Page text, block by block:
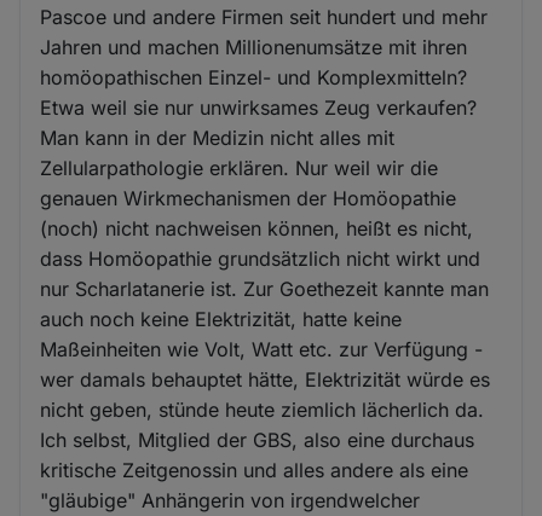
Pascoe und andere Firmen seit hundert und mehr
Jahren und machen Millionenumsätze mit ihren
homöopathischen Einzel- und Komplexmitteln?
Etwa weil sie nur unwirksames Zeug verkaufen?
Man kann in der Medizin nicht alles mit
Zellularpathologie erklären. Nur weil wir die
genauen Wirkmechanismen der Homöopathie
(noch) nicht nachweisen können, heißt es nicht,
dass Homöopathie grundsätzlich nicht wirkt und
nur Scharlatanerie ist. Zur Goethezeit kannte man
auch noch keine Elektrizität, hatte keine
Maßeinheiten wie Volt, Watt etc. zur Verfügung -
wer damals behauptet hätte, Elektrizität würde es
nicht geben, stünde heute ziemlich lächerlich da.
Ich selbst, Mitglied der GBS, also eine durchaus
kritische Zeitgenossin und alles andere als eine
"gläubige" Anhängerin von irgendwelcher